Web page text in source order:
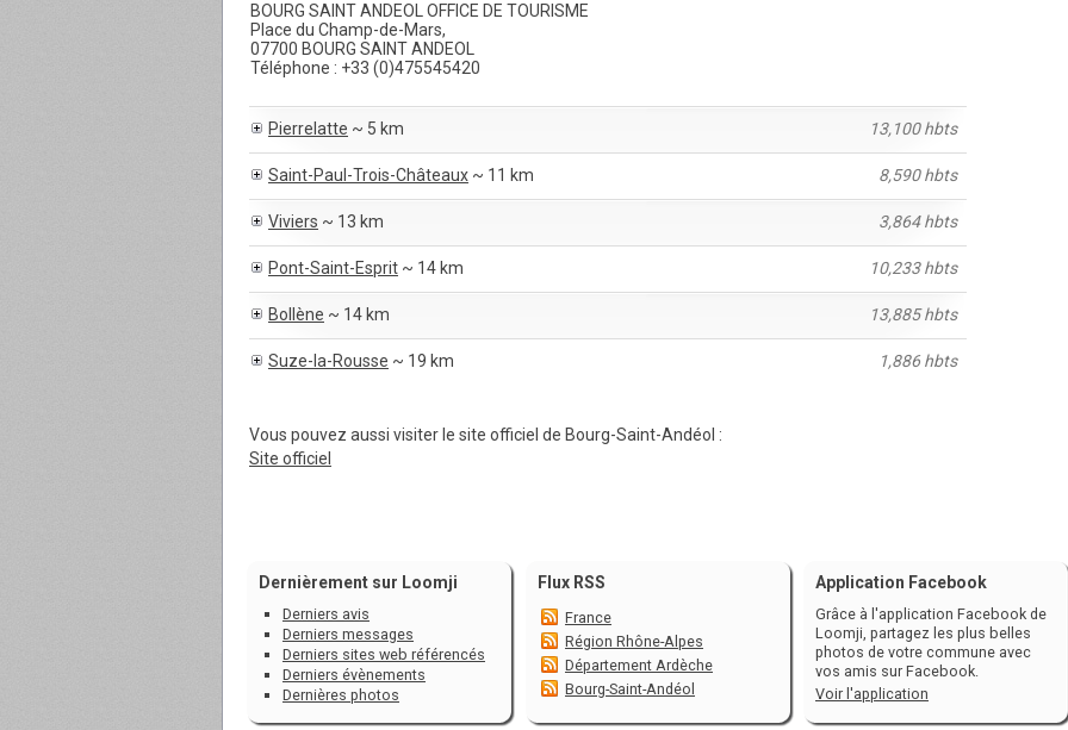
BOURG SAINT ANDEOL OFFICE DE TOURISME
Place du Champ-de-Mars,
07700 BOURG SAINT ANDEOL
Téléphone : +33 (0)475545420
13,100 hbts
Pierrelatte ~ 5 km
8,590 hbts
Saint-Paul-Trois-Châteaux ~ 11 km
3,864 hbts
Viviers ~ 13 km
10,233 hbts
Pont-Saint-Esprit ~ 14 km
13,885 hbts
Bollène ~ 14 km
1,886 hbts
Suze-la-Rousse ~ 19 km
Vous pouvez aussi visiter le site officiel de Bourg-Saint-Andéol :
Site officiel
Dernièrement sur Loomji
Derniers avis
Derniers messages
Derniers sites web référencés
Derniers évènements
Dernières photos
Flux RSS
France
Région Rhône-Alpes
Département Ardèche
Bourg-Saint-Andéol
Application Facebook
Grâce à l'application Facebook de
Loomji, partagez les plus belles
photos de votre commune avec
vos amis sur Facebook.
Voir l'application